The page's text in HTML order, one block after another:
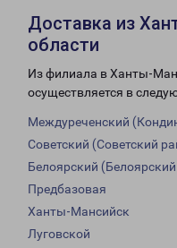
Доставка из
области
Из филиала в Ханты-
осуществляется в
Междуреченский
Советский (Советский
Белоярский
Предбазовая
Ханты-Мансийск
Луговской